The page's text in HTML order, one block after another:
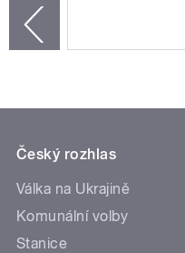
Český rozhlas
Válka na Ukrajině
Komunální volby
Stanice